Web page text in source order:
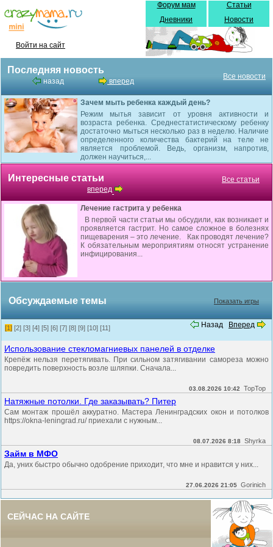
Войти на сайт
Форум мам
Дневники
Статьи
Новости
Последняя новость
назад вперед
Все новости
Зачем мыть ребенка каждый день?
Режим мытья зависит от уровня активности и
возраста ребенка. Среднестатистическому ребенку
достаточно мыться несколько раз в неделю. Наличие
определенного количества бактерий на теле не
является проблемой. Ведь, организм, напротив,
должен научиться,...
Интересные статьи
вперед
Все статьи
Лечение гастрита у ребенка
В первой части статьи мы обсудили, как возникает и
проявляется гастрит. Но самое сложное в болезнях
пищеварения – это лечение. Как проводят лечение?
К обязательным мероприятиям относят устранение
инфицирования...
Обсуждаемые темы Показать игры
Назад Вперед
[1] [2] [3] [4] [5] [6] [7] [8] [9] [10] [11]
Использование стекломагниевых панелей в отделке
Крепёж нельзя перетягивать. При сильном затягивании самореза можно
повредить поверхность возле шляпки. Сначала...
03.08.2026 10:42 TopTop
Натяжные потолки. Где заказывать? Питер
Сам монтаж прошёл аккуратно. Мастера Ленинградских окон и потолков
https://okna-leningrad.ru/ приехали с нужным...
08.07.2026 8:18 Shyrka
Займ в МФО
Да, уних быстро обычно одобрение приходит, что мне и нравится у них...
27.06.2026 21:05 Gorinich
СЕЙЧАС НА САЙТЕ